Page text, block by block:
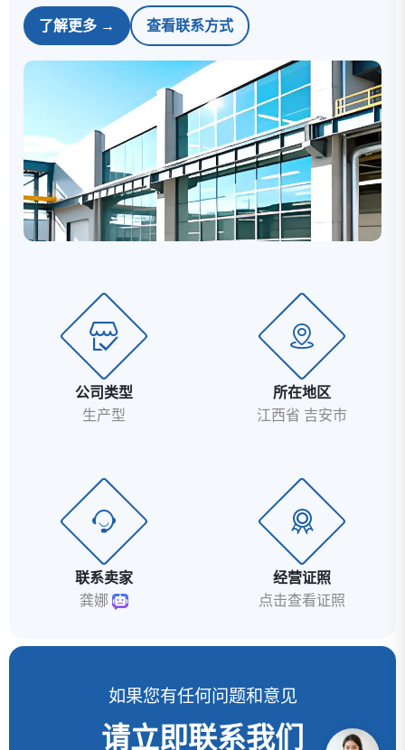
备、MVR蒸发器、三效多效蒸发器等。 废气处理设备：
UV光氧催化净化器、喷淋塔、PP碱洗塔、酸雾净化塔、
活性炭吸附箱、PP风管、催化燃烧装置、油烟净化器、
一体式生物滤池除臭装置等。 粉尘处理设备：布袋除尘
器、干式脉冲打磨除尘柜等。 多年来，一直致力于城
镇生活污水、垃圾渗滤液、高盐废水、养殖、造纸、化
工、电镀、制药...
了解更多 → 查看联系方式
公司类型
生产型
所在地区
江西省 吉安市
联系卖家
龚娜
经营证照
点击查看证照
如果您有任何问题和意见
请立即联系我们